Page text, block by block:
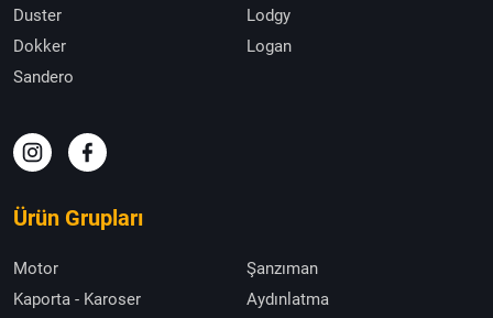
Duster
Lodgy
Dokker
Logan
Sandero
Ürün Grupları
Motor
Şanzıman
Kaporta - Karoser
Aydınlatma